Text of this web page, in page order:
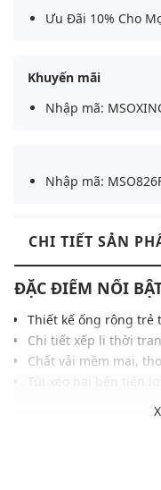
Ưu Đãi 10% Cho
Khuyến mãi
Nhập mã:
Nhập mã:
CHI TIẾT SẢN
ĐẶC ĐIỂM NỔI
Thiết kế ống rộng trẻ
Chi tiết xếp li thời
Chất vải mềm mại,
Màu sắc hiện đại,